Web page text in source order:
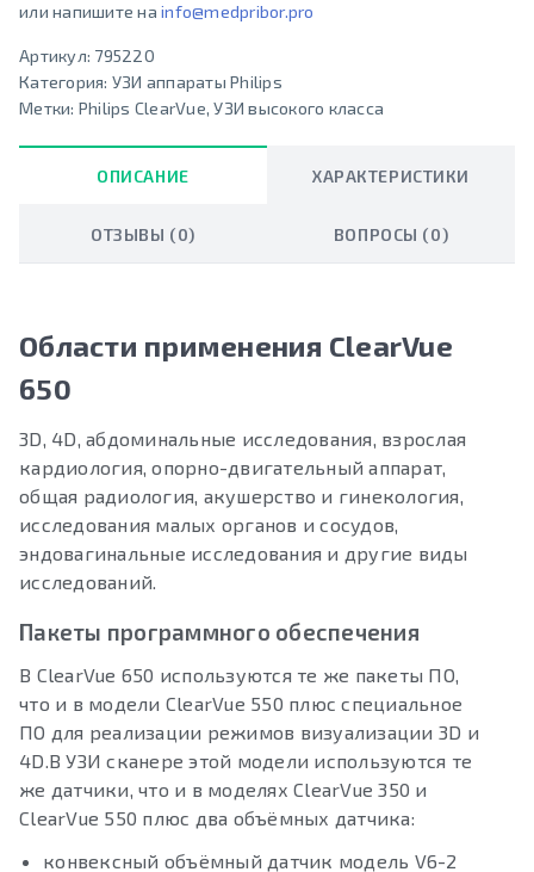
или напишите на info@medpribor.pro
Артикул: 795220
Категория: УЗИ аппараты Philips
Метки: Philips ClearVue,УЗИ высокого класса
ОПИСАНИЕ ХАРАКТЕРИСТИКИ
ОТЗЫВЫ (0) ВОПРОСЫ (0)
Области применения ClearVue
650
3D, 4D, абдоминальные исследования, взрослая
кардиология, опорно-двигательный аппарат,
общая радиология, акушерство и гинекология,
исследования малых органов и сосудов,
эндовагинальные исследования и другие виды
исследований.
Пакеты программного обеспечения
В ClearVue 650 используются те же пакеты ПО,
что и в модели ClearVue 550 плюс специальное
ПО для реализации режимов визуализации 3D и
4D.В УЗИ сканере этой модели используются те
же датчики, что и в моделях ClearVue 350 и
ClearVue 550 плюс два объёмных датчика:
конвексный объёмный датчик модель V6-2